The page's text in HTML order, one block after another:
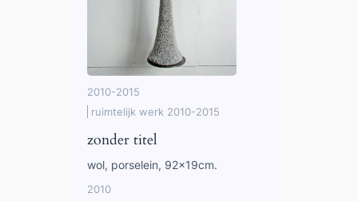
2010-2015
ruimtelijk werk 2010-2015
zonder titel
wol, porselein, 92x19cm.
2010